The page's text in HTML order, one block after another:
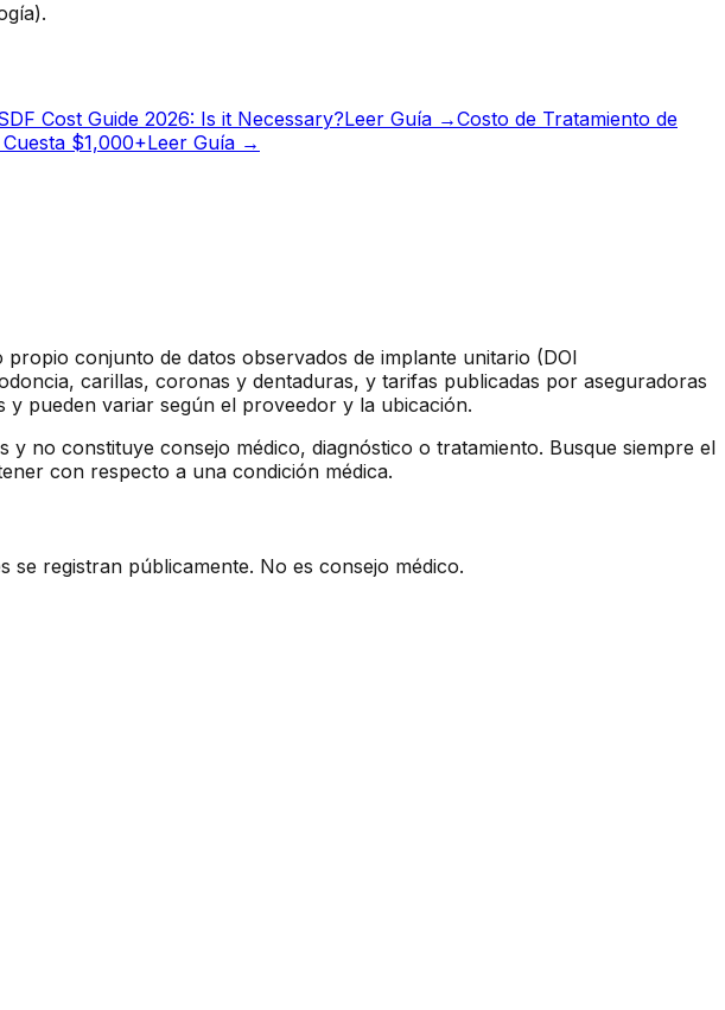
Cost Guide 2026: Is it Necessary?Leer Guía →Costo de Tratamiento de
$1,000+Leer Guía →
conjunto de datos observados de implante unitario (DOI
carillas, coronas y dentaduras, y tarifas publicadas por aseguradoras
y pueden variar según el proveedor y la ubicación.
no constituye consejo médico, diagnóstico o tratamiento. Busque siempre el
con respecto a una condición médica.
registran públicamente. No es consejo médico.